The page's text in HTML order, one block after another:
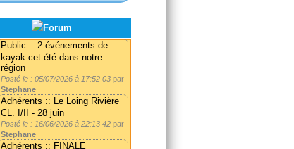
Public :: 2 événements de
kayak cet été dans notre
région
Posté le : 05/07/2026 à 17:52 03 par
Stephane
Adhérents :: Le Loing Rivière
CL. I/II - 28 juin
Posté le : 16/06/2026 à 22:13 42 par
Stephane
Adhérents :: FINALE